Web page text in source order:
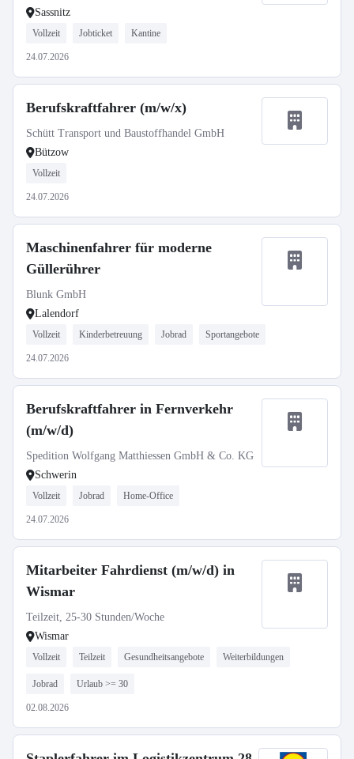
Sassnitz
Vollzeit Jobticket Kantine
24.07.2026
Berufskraftfahrer (m/w/x)
Schütt Transport und Baustoffhandel GmbH
Bützow
Vollzeit
24.07.2026
Maschinenfahrer für moderne
Güllerührer
Blunk GmbH
Lalendorf
Vollzeit Kinderbetreuung Jobrad Sportangebote
24.07.2026
Berufskraftfahrer in Fernverkehr
(m/w/d)
Spedition Wolfgang Matthiessen GmbH & Co. KG
Schwerin
Vollzeit Jobrad Home-Office
24.07.2026
Mitarbeiter Fahrdienst (m/w/d) in
Wismar
Teilzeit, 25-30 Stunden/Woche
Wismar
Vollzeit Teilzeit Gesundheitsangebote Weiterbildungen
Jobrad Urlaub >= 30
02.08.2026